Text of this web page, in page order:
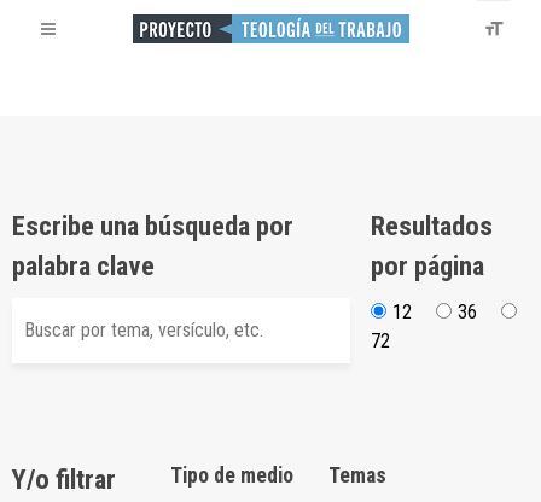
Escribe una búsqueda por
palabra clave
Resultados
por página
12
36
72
Y/o filtrar
Tipo de medio Temas